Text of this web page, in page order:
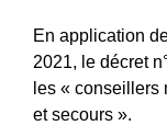
En application
2021, le décret
les «
et secours ».